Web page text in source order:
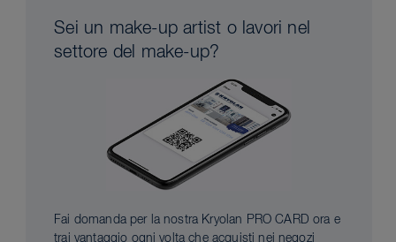
Sei un make-up artist o lavori nel
settore del make-up?
Fai domanda per la nostra Kryolan PRO CARD ora e
trai vantaggio ogni volta che acquisti nei negozi